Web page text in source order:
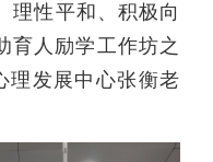
性平和、积极向
育人励学工作坊之
发展中心张衡老